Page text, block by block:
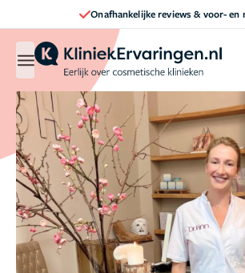
Direct een afspraak maken